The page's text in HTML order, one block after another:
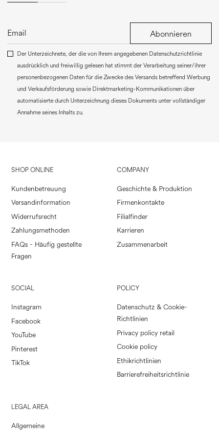
Abonnieren
Der Unterzeichnete, der die von Ihrem angegebenen Datenschutzrichtlinie
ausdrücklich und freiwillig gelesen hat stimmt der Verarbeitung seiner/ihrer
personenbezogenen Daten für die Zwecke des Versands betreffend Werbung
und Verkaufsförderung sowie Direktmarketing-Kommunikationen über
automatisierte durch Unterzeichnung dieses Dokuments unter vollständiger
Annahme seines Inhalts zu.
SHOP ONLINE
Kundenbetreuung
Versandinformation
Widerrufsrecht
Zahlungsmethoden
FAQs - Häufig gestellte
Fragen
COMPANY
Geschichte & Produktion
Firmenkontakte
Filialfinder
Karrieren
Zusammenarbeit
SOCIAL
Instagram
Facebook
YouTube
Pinterest
TikTok
POLICY
Datenschutz & Cookie-
Richtlinien
Privacy policy retail
Cookie policy
Ethikrichtlinien
Barrierefreiheitsrichtlinie
LEGAL AREA
Allgemeine